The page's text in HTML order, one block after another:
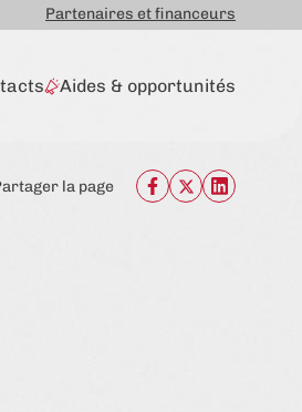
Partenaires et financeurs
Aides & opportunités
la page